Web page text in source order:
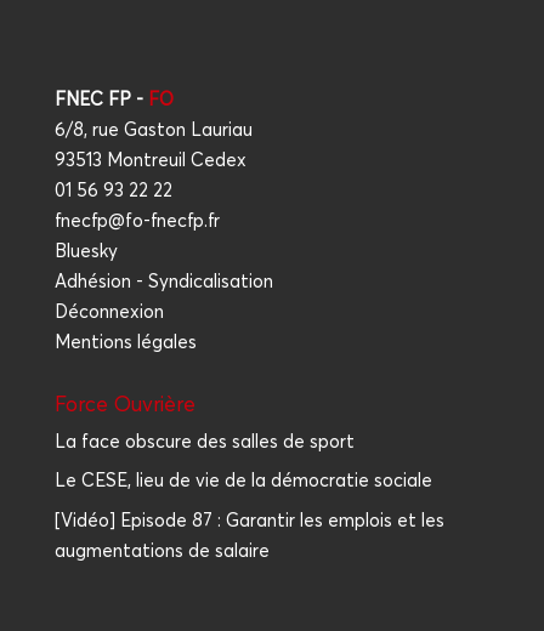
FNEC FP -FO
6/8, rue Gaston Lauriau
93513 Montreuil Cedex
01 56 93 22 22
fnecfp@fo-fnecfp.fr
Bluesky
Adhésion - Syndicalisation
Déconnexion
Mentions légales
Force Ouvrière
La face obscure des salles de sport
Le CESE, lieu de vie de la démocratie sociale
[Vidéo] Episode 87 : Garantir les emplois et les
augmentations de salaire